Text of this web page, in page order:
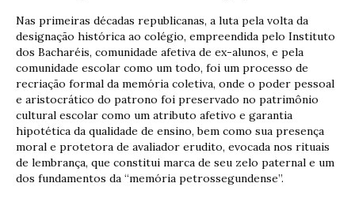
Nas primeiras décadas republicanas, a luta pela volta da
designação histórica ao colégio, empreendida pelo Instituto
dos Bacharéis, comunidade afetiva de ex-alunos, e pela
comunidade escolar como um todo, foi um processo de
recriação formal da memória coletiva, onde o poder pessoal
e aristocrático do patrono foi preservado no patrimônio
cultural escolar como um atributo afetivo e garantia
hipotética da qualidade de ensino, bem como sua presença
moral e protetora de avaliador erudito, evocada nos rituais
de lembrança, que constitui marca de seu zelo paternal e um
dos fundamentos da “memória petrossegundense”.